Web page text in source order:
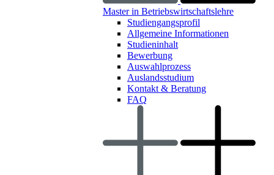
Master in Betriebswirtschaftslehre
Studiengangsprofil
Allgemeine Informationen
Studieninhalt
Bewerbung
Auswahlprozess
Auslandsstudium
Kontakt & Beratung
FAQ